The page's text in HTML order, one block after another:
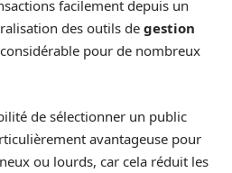
facilement depuis un
des outils degestion
pour de nombreux
de sélectionner un public
avantageuse pour
ou lourds, car cela réduit les